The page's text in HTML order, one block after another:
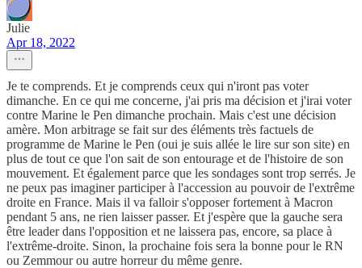
Julie
Apr 18, 2022
Je te comprends. Et je comprends ceux qui n'iront pas voter
dimanche. En ce qui me concerne, j'ai pris ma décision et j'irai voter
contre Marine le Pen dimanche prochain. Mais c'est une décision
amère. Mon arbitrage se fait sur des éléments très factuels de
programme de Marine le Pen (oui je suis allée le lire sur son site) en
plus de tout ce que l'on sait de son entourage et de l'histoire de son
mouvement. Et également parce que les sondages sont trop serrés. Je
ne peux pas imaginer participer à l'accession au pouvoir de l'extrême
droite en France. Mais il va falloir s'opposer fortement à Macron
pendant 5 ans, ne rien laisser passer. Et j'espère que la gauche sera
être leader dans l'opposition et ne laissera pas, encore, sa place à
l'extrême-droite. Sinon, la prochaine fois sera la bonne pour le RN
ou Zemmour ou autre horreur du même genre.